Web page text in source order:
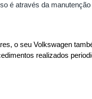
é através da manutenção
o seu Volkswagen
realizados